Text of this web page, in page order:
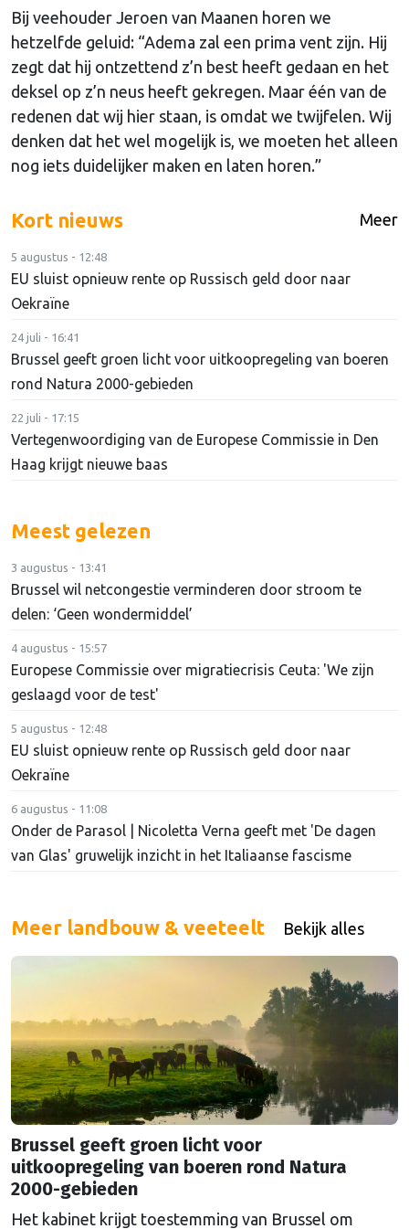
Bij veehouder Jeroen van Maanen horen we
hetzelfde geluid: “Adema zal een prima vent zijn. Hij
zegt dat hij ontzettend z’n best heeft gedaan en het
deksel op z’n neus heeft gekregen. Maar één van de
redenen dat wij hier staan, is omdat we twijfelen. Wij
denken dat het wel mogelijk is, we moeten het alleen
nog iets duidelijker maken en laten horen.”
Kort nieuws Meer
5 augustus - 12:48
EU sluist opnieuw rente op Russisch geld door naar
Oekraïne
24 juli - 16:41
Brussel geeft groen licht voor uitkoopregeling van boeren
rond Natura 2000-gebieden
22 juli - 17:15
Vertegenwoordiging van de Europese Commissie in Den
Haag krijgt nieuwe baas
Meest gelezen
3 augustus - 13:41
Brussel wil netcongestie verminderen door stroom te
delen: ‘Geen wondermiddel’
4 augustus - 15:57
Europese Commissie over migratiecrisis Ceuta: 'We zijn
geslaagd voor de test'
5 augustus - 12:48
EU sluist opnieuw rente op Russisch geld door naar
Oekraïne
6 augustus - 11:08
Onder de Parasol | Nicoletta Verna geeft met 'De dagen
van Glas' gruwelijk inzicht in het Italiaanse fascisme
Meer landbouw & veeteelt Bekijk alles
Brussel geeft groen licht voor
uitkoopregeling van boeren rond Natura
2000-gebieden
Het kabinet krijgt toestemming van Brussel om